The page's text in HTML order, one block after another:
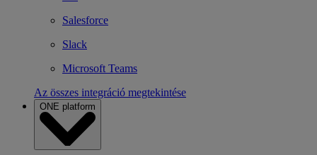
Salesforce
Slack
Microsoft Teams
Az összes integráció megtekintése
ONE platform